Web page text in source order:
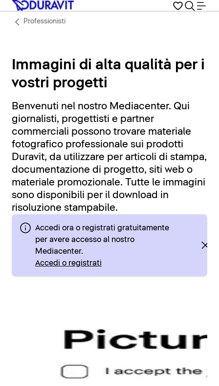
Professionisti
Immagini di alta qualità per i
vostri progetti
Benvenuti nel nostro Mediacenter. Qui
giornalisti, progettisti e partner
commerciali possono trovare materiale
fotografico professionale sui prodotti
Duravit, da utilizzare per articoli di stampa,
documentazione di progetto, siti web o
materiale promozionale. Tutte le immagini
sono disponibili per il download in
risoluzione stampabile.
Accedi ora o registrati gratuitamente
per avere accesso al nostro
Mediacenter.
Accedi o registrati